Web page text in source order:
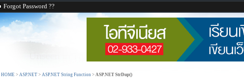
Forgot Password ??
HOME > ASP.NET > ASP.NET String Function > ASP.NET StrDup()